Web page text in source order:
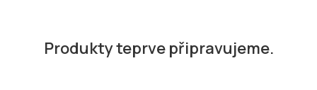
Produkty teprve připravujeme.